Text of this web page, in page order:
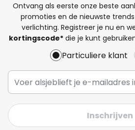
Ontvang als eerste onze beste
promoties en de nieuwste
verlichting. Registreer je nu en
kortingscode*die je kunt
Particuliere klant
Inschrijven